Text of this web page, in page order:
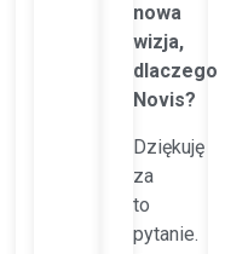
nowa
wizja,
dlaczego
Novis?
Dziękuję
za
to
pytanie.